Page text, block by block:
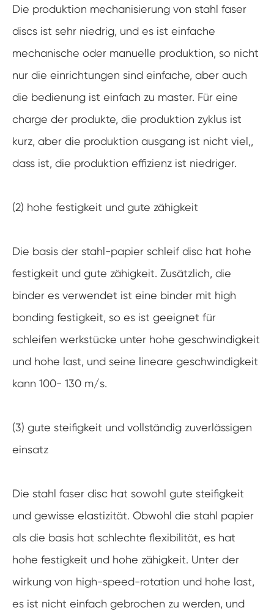
Die produktion mechanisierung von stahl faser
discs ist sehr niedrig, und es ist einfache
mechanische oder manuelle produktion, so nicht
nur die einrichtungen sind einfache, aber auch
die bedienung ist einfach zu master. Für eine
charge der produkte, die produktion zyklus ist
kurz, aber die produktion ausgang ist nicht viel,,
dass ist, die produktion effizienz ist niedriger.
(2) hohe festigkeit und gute zähigkeit
Die basis der stahl-papier schleif disc hat hohe
festigkeit und gute zähigkeit. Zusätzlich, die
binder es verwendet ist eine binder mit high
bonding festigkeit, so es ist geeignet für
schleifen werkstücke unter hohe geschwindigkeit
und hohe last, und seine lineare geschwindigkeit
kann 100- 130 m/s.
(3) gute steifigkeit und vollständig zuverlässigen
einsatz
Die stahl faser disc hat sowohl gute steifigkeit
und gewisse elastizität. Obwohl die stahl papier
als die basis hat schlechte flexibilität, es hat
hohe festigkeit und hohe zähigkeit. Unter der
wirkung von high-speed-rotation und hohe last,
es ist nicht einfach gebrochen zu werden, und